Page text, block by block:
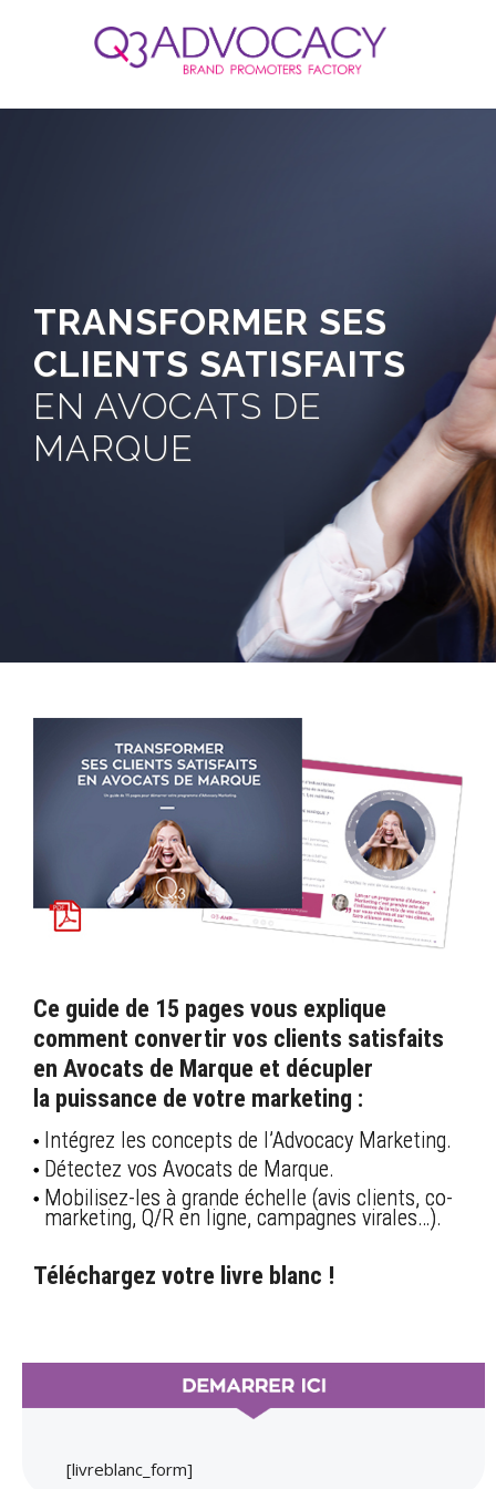
TRANSFORMER SES
CLIENTS SATISFAITS
EN AVOCATS DE
MARQUE
Ce guide de 15 pages vous explique
comment convertir vos clients satisfaits
en Avocats de Marque et décupler
la puissance de votre marketing :
Intégrez les concepts de l’Advocacy Marketing.
Détectez vos Avocats de Marque.
Mobilisez-les à grande échelle (avis clients, co-
marketing, Q/R en ligne, campagnes virales…).
Téléchargez votre livre blanc !
[livreblanc_form]